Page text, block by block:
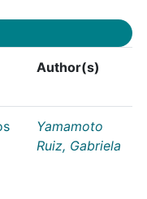
Author(s)
Yamamoto
Ruiz, Gabriela